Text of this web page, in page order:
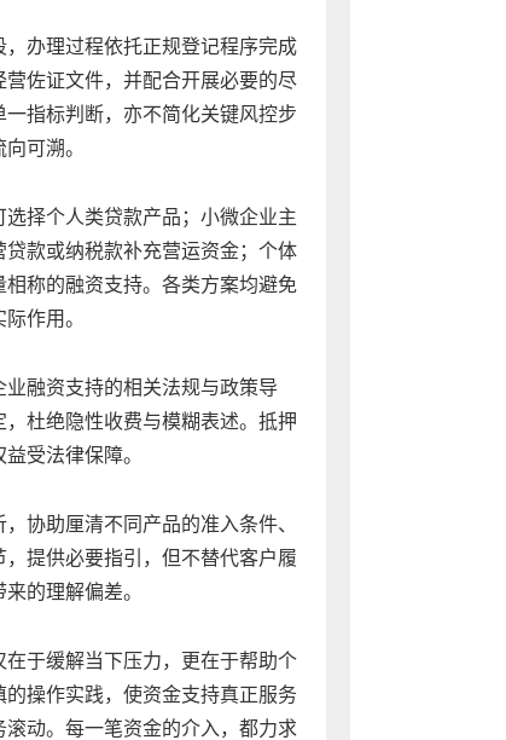
办理过程依托正规登记程序完成
佐证文件，并配合开展必要的尽
指标判断，亦不简化关键风控步
可溯。
择个人类贷款产品；小微企业主
款或纳税款补充营运资金；个体
称的融资支持。各类方案均避免
作用。
融资支持的相关法规与政策导
杜绝隐性收费与模糊表述。抵押
受法律保障。
协助厘清不同产品的准入条件、
提供必要指引，但不替代客户履
的理解偏差。
于缓解当下压力，更在于帮助个
操作实践，使资金支持真正服务
动。每一笔资金的介入，都力求